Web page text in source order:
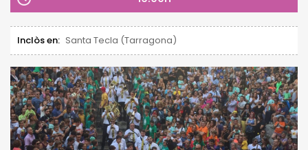
Inclòs en: Santa Tecla (Tarragona)